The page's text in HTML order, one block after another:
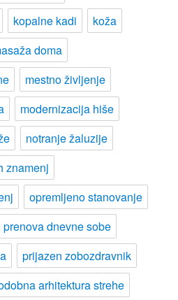
kopalne kadi
koža
doma
mestno življenje
modernizacija hiše
notranje žaluzije
znamenj
opremljeno stanovanje
prenova dnevne sobe
prijazen zobozdravnik
arhitektura strehe